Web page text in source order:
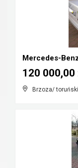
Mercedes-
Brzoza/
120 000,00